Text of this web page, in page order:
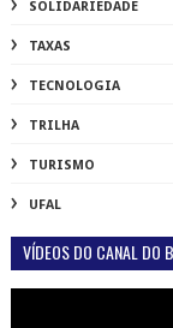
SOLIDARIEDADE
TAXAS
TECNOLOGIA
TRILHA
TURISMO
UFAL
VÍDEOS DO CANAL DO